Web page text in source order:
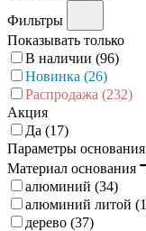
Фильтры
Показывать только
В наличии (96)
Новинка (26)
Распродажа (232)
Акция
Да (17)
Параметры основания
Материал основания
алюминий (34)
алюминий литой (1
дерево (37)